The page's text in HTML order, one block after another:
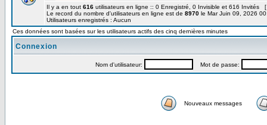
Il y a en tout 616 utilisateurs en ligne :: 0 Enregistré, 0 Invisible et 616 Invités [
Le record du nombre d'utilisateurs en ligne est de 8970 le Mar Juin 09, 2026
Utilisateurs enregistrés : Aucun
Ces données sont basées sur les utilisateurs actifs des cinq dernières minutes
Connexion
Nom d'utilisateur: Mot de passe:
Nouveaux messages